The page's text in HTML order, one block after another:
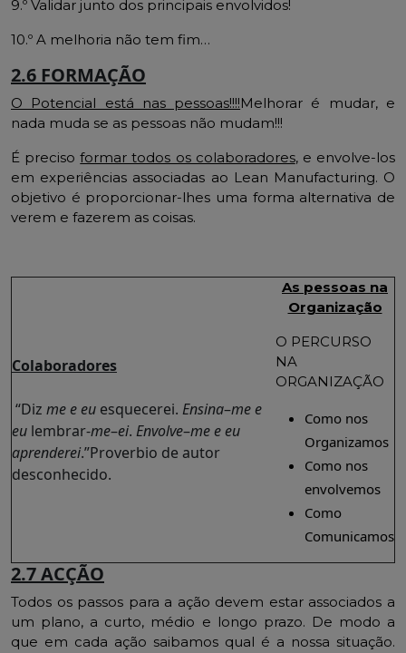
9.º Validar junto dos principais envolvidos!
10.º A melhoria não tem fim…
2.6 FORMAÇÃO
O Potencial está nas pessoas!!!!Melhorar é mudar, e
nada muda se as pessoas não mudam!!!
É precisoformar todos os colaboradores, e envolve-los
em experiências associadas ao Lean Manufacturing. O
objetivo é proporcionar-lhes uma forma alternativa de
verem e fazerem as coisas.
Colaboradores
“Diz me e eu esquecerei. Ensina–me e
eu lembrar-me–ei. Envolve–me e eu
aprenderei.”Proverbio de autor
desconhecido.
As pessoas na
Organização
O PERCURSO
NA
ORGANIZAÇÃO
Como nos
Organizamos
Como nos
envolvemos
Como
Comunicamos
2.7 ACÇÃO
Todos os passos para a ação devem estar associados a
um plano, a curto, médio e longo prazo. De modo a
que em cada ação saibamos qual é a nossa situação.